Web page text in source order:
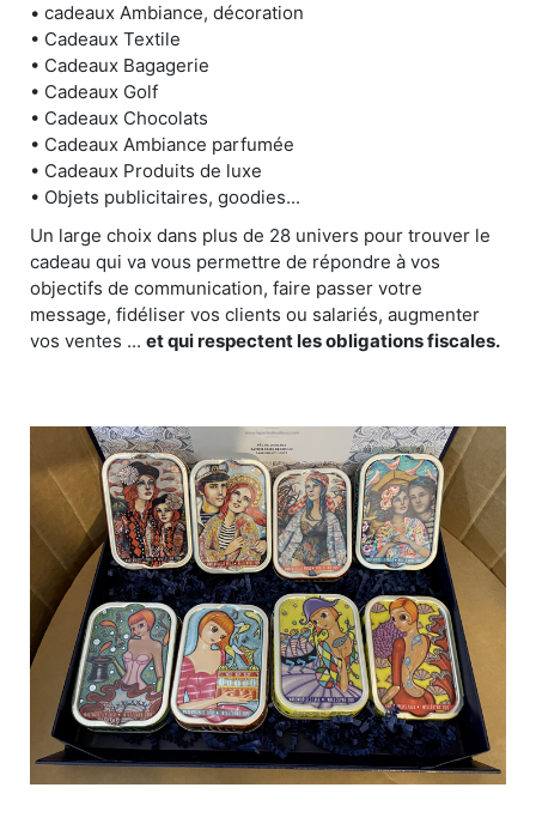
• cadeaux Ambiance, décoration
• Cadeaux Textile
• Cadeaux Bagagerie
• Cadeaux Golf
• Cadeaux Chocolats
• Cadeaux Ambiance parfumée
• Cadeaux Produits de luxe
• Objets publicitaires, goodies...
Un large choix dans plus de 28 univers pour trouver le
cadeau qui va vous permettre de répondre à vos
objectifs de communication, faire passer votre
message, fidéliser vos clients ou salariés, augmenter
vos ventes ... et qui respectent les obligations fiscales.